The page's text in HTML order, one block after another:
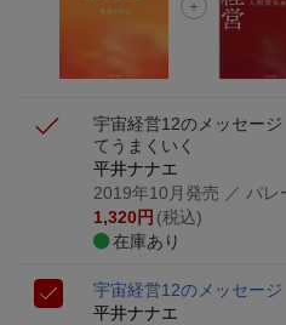
条件達成で楽天限定・宝塚歌
宇宙経営12のメッセージ
てうまくいく
平井ナナエ
2019年10月発売 ／ パレ
1,320円 (税込)
在庫あり
宇宙経営12のメッセー
平井ナナエ